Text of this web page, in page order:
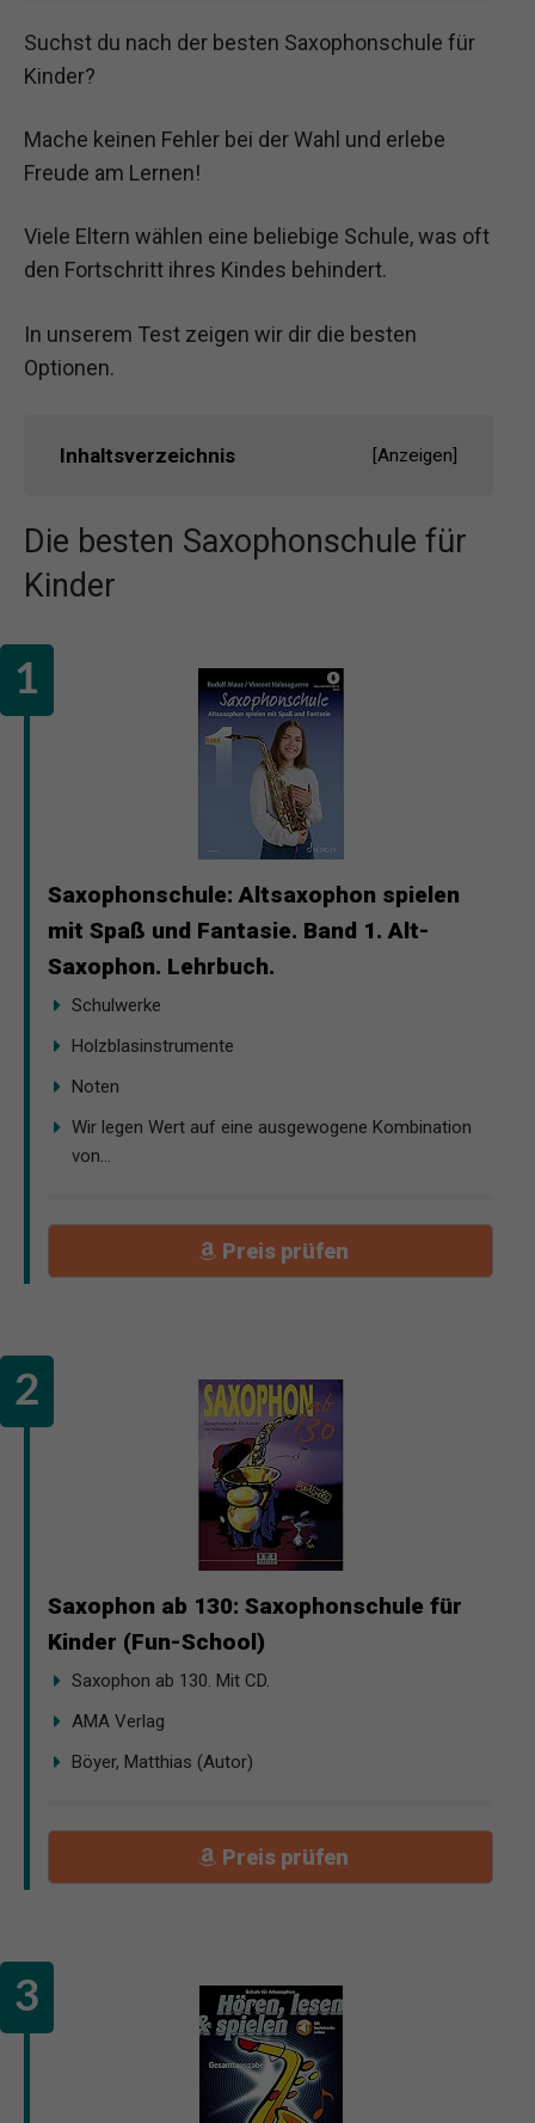
Suchst du nach der besten Saxophonschule für
Kinder?
Mache keinen Fehler bei der Wahl und erlebe
Freude am Lernen!
Viele Eltern wählen eine beliebige Schule, was oft
den Fortschritt ihres Kindes behindert.
In unserem Test zeigen wir dir die besten
Optionen.
Inhaltsverzeichnis [Anzeigen]
Die besten Saxophonschule für
Kinder
Saxophonschule: Altsaxophon spielen
mit Spaß und Fantasie. Band 1. Alt-
Saxophon. Lehrbuch.
Schulwerke
Holzblasinstrumente
Noten
Wir legen Wert auf eine ausgewogene Kombination
von...
Preis prüfen
Saxophon ab 130: Saxophonschule für
Kinder (Fun-School)
Saxophon ab 130. Mit CD.
AMA Verlag
Böyer, Matthias (Autor)
Preis prüfen